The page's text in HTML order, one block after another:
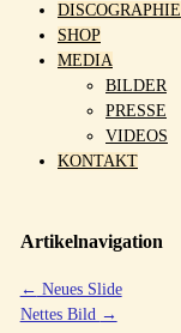
DISCOGRAPHIE
SHOP
MEDIA
BILDER
PRESSE
VIDEOS
KONTAKT
Artikelnavigation
← Neues Slide
Nettes Bild →